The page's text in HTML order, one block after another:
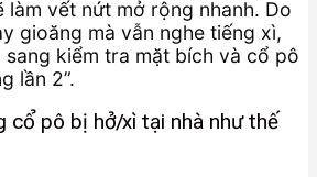
làm vết nứt mở rộng nhanh. Do
gioăng mà vẫn nghe tiếng xì,
kiểm tra mặt bích và cổ pô
lần 2”.
cổ pô bị hở/xì tại nhà như thế